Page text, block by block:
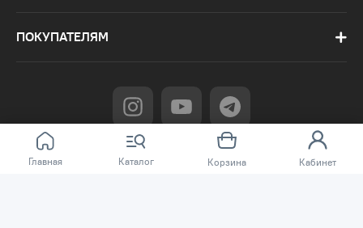
Главная Каталог Корзина Кабинет
ПОКУПАТЕЛЯМ